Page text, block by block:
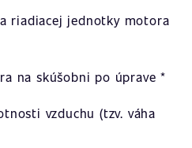
riadiacej jednotky motora
na skúšobni po úprave *
vzduchu (tzv. váha